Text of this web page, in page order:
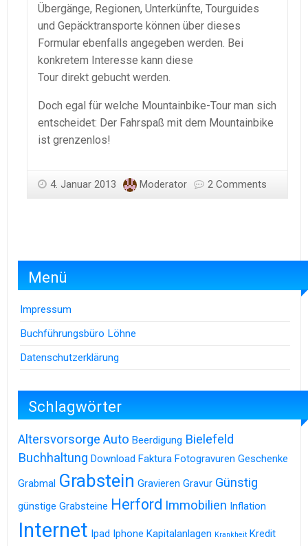
Übergänge, Regionen, Unterkünfte, Tourguides
und Gepäcktransporte können über dieses
Formular ebenfalls angegeben werden. Bei
konkretem Interesse kann diese
Tour direkt gebucht werden.
Doch egal für welche Mountainbike-Tour man sich
entscheidet: Der Fahrspaß mit dem Mountainbike
ist grenzenlos!
4. Januar 2013 Moderator 2 Comments
Menü
Impressum
Buchführungsbüro Löhne
Datenschutzerklärung
Schlagwörter
Altersvorsorge Auto Beerdigung Bielefeld
Buchhaltung Download Faktura Fotogravuren Geschenke
Grabmal Grabstein Gravieren Gravur Günstig
günstige Grabsteine Herford Immobilien Inflation
Internet Ipad Iphone Kapitalanlagen Krankheit Kredit